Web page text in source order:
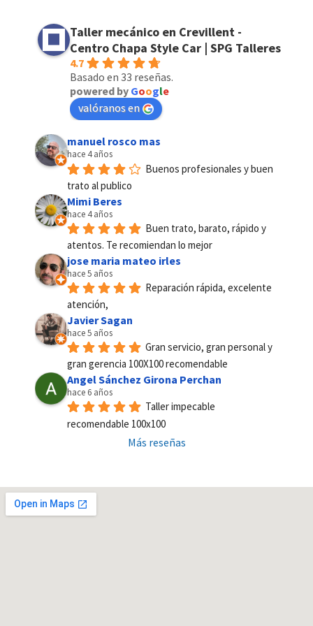
Taller mecánico en Crevillent -
Centro Chapa Style Car | SPG Talleres
4.7
Basado en 33 reseñas.
powered by Google
valóranos en
manuel rosco mas
hace 4 años
Buenos profesionales y buen
trato al publico
Mimi Beres
hace 4 años
Buen trato, barato, rápido y
atentos. Te recomiendan lo mejor
jose maria mateo irles
hace 5 años
Reparación rápida, excelente
atención,
Javier Sagan
hace 5 años
Gran servicio, gran personal y
gran gerencia 100X100 recomendable
Angel Sánchez Girona Perchan
hace 6 años
Taller impecable
recomendable 100x100
Más reseñas